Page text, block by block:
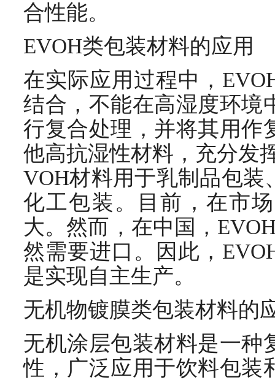
合性能。
EVOH类包装材料的应用
在实际应用过程中，
结合，不能在高湿度环境
行复合处理，并将其用作
他高抗湿性材料，充分发
VOH材料用于乳制品包
化工包装。目前，在市
大。然而，在中国，
然需要进口。因此，
是实现自主生产。
无机物镀膜类包装材料的
无机涂层包装材料是一种
性，广泛应用于饮料包装